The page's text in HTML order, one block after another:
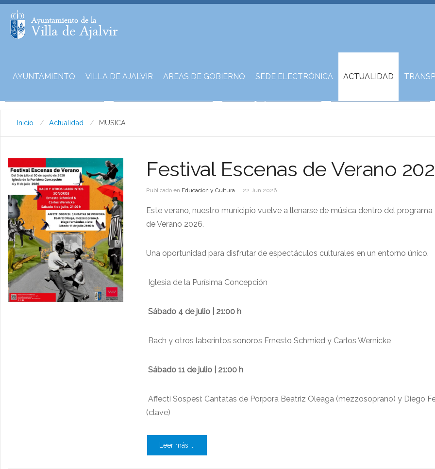
AYUNTAMIENTO VILLA DE AJALVIR AREAS DE GOBIERNO SEDE ELECTRÓNICA ACTUALIDAD
Inicio Actualidad MUSICA
Festival Escenas de Verano
Publicado en Educacion y Cultura 22 Jun 2026
Este verano, nuestro municipio vuelve a llenarse de música dentro del programa
de Verano 2026.
Una oportunidad para disfrutar de espectáculos culturales en un entorno único.
Iglesia de la Purísima Concepción
Sábado 4 de julio | 21:00 h
Bach y otros laberintos sonoros Ernesto Schmied y Carlos Wernicke
Sábado 11 de julio | 21:00 h
Affecti Sospesi: Cantatas de Porpora Beatriz Oleaga (mezzosoprano) y Diego
(clave)
Leer más ...